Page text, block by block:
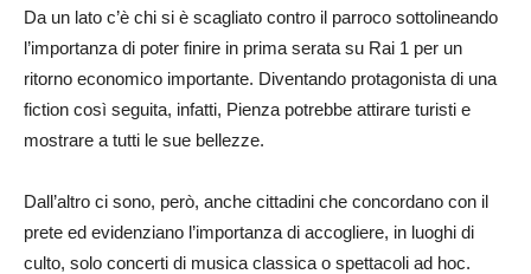
Da un lato c’è chi si è scagliato contro il parroco sottolineando
l’importanza di poter finire in prima serata su Rai 1 per un
ritorno economico importante. Diventando protagonista di una
fiction così seguita, infatti, Pienza potrebbe attirare turisti e
mostrare a tutti le sue bellezze.
Dall’altro ci sono, però, anche cittadini che concordano con il
prete ed evidenziano l’importanza di accogliere, in luoghi di
culto, solo concerti di musica classica o spettacoli ad hoc.